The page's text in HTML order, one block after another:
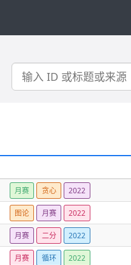
搜
月赛 贪心 2022
图论 月赛 2022
月赛 二分 2022
月赛 循环 2022